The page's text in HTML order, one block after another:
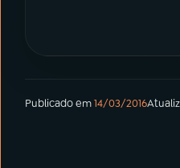
Publicado em14/03/2016